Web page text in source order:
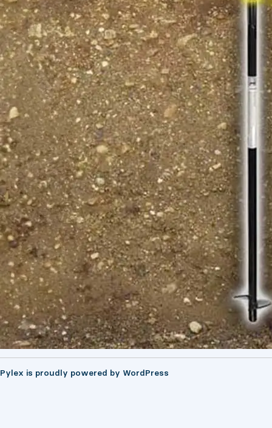
Pylex is proudly powered by WordPress